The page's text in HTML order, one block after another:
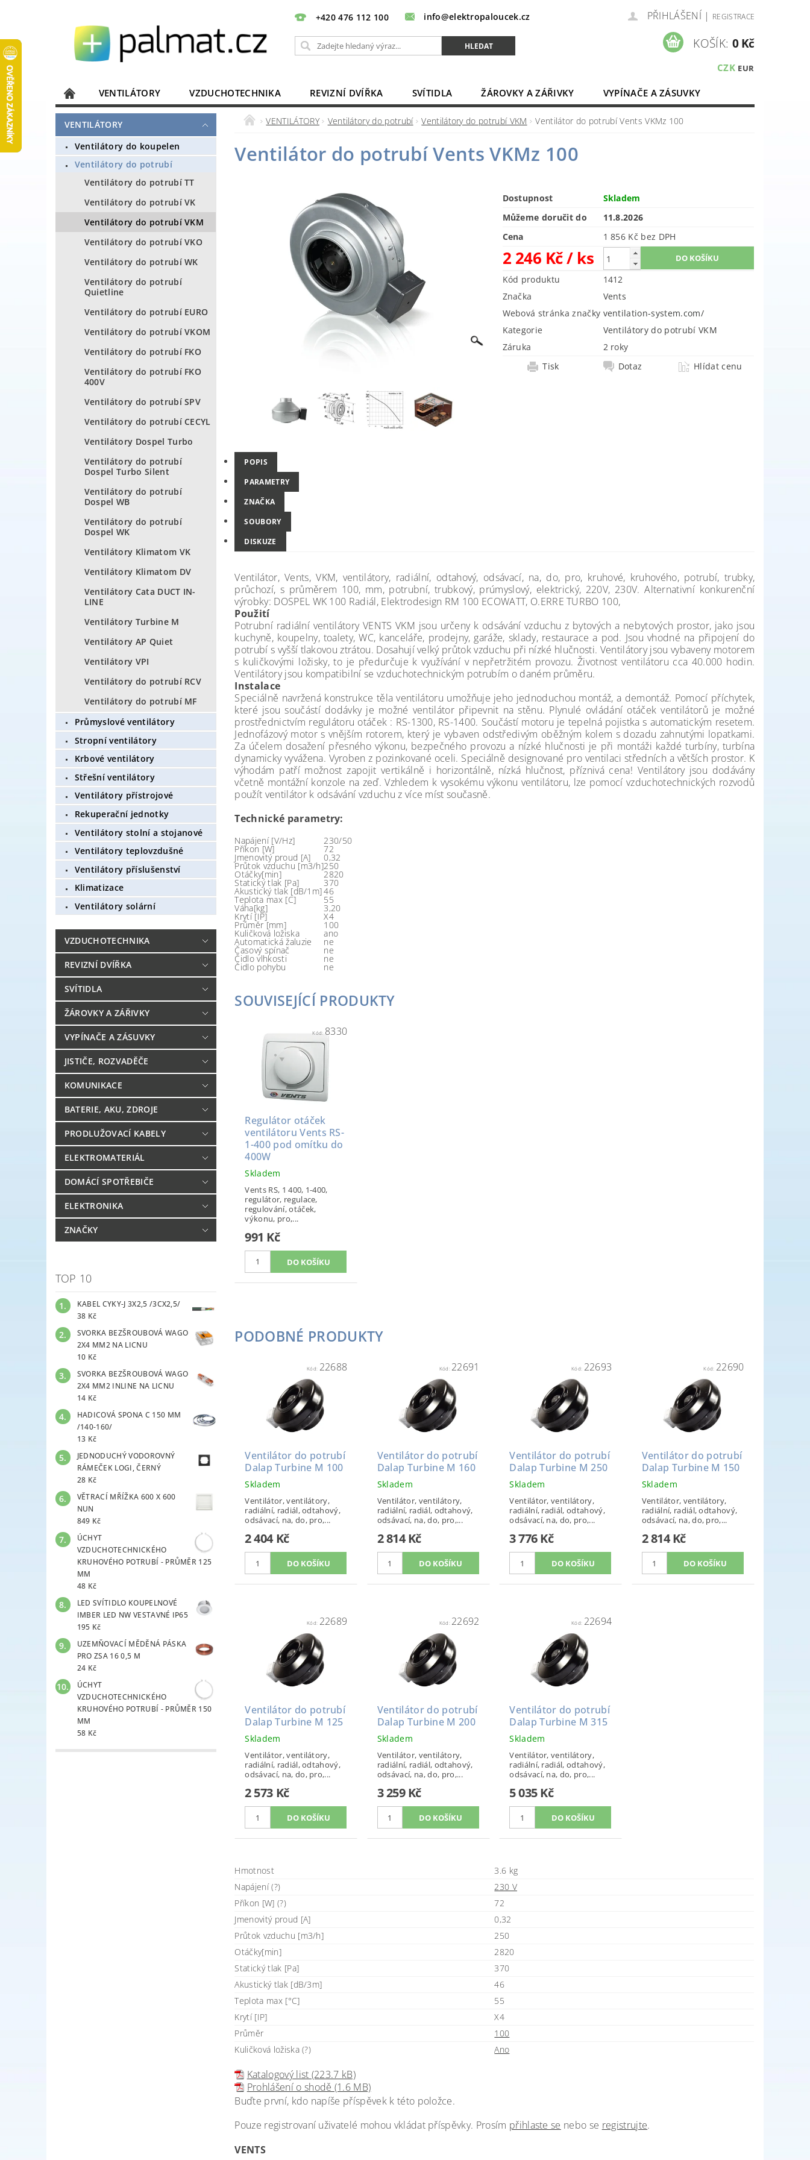
+420 476 112 100 info@elektropaloucek.cz PŘIHLÁŠENÍ | REGISTRACE
CZK EUR
KOŠÍK: 0 Kč
VENTILÁTORY VZDUCHOTECHNIKA REVIZNÍ DVÍŘKA SVÍTIDLA ŽÁROVKY A ZÁŘIVKY
VYPÍNAČE A ZÁSUVKY
JISTIČE, ROZVADĚČE
KOMUNIKACE BATERIE, AKU, ZDROJE
DOMÁCÍ SPOTŘEBIČE
ELEKTRONIKA
VENTILÁTORY
Ventilátory do koupelen
Ventilátory do potrubí
Ventilátory do potrubí TT
Ventilátory do potrubí VK
Ventilátory do potrubí VKM
Ventilátory do potrubí VKO
Ventilátory do potrubí WK
Ventilátory do potrubí
Quietline
Ventilátory do potrubí EURO
Ventilátory do potrubí VKOM
Ventilátory do potrubí FKO
Ventilátory do potrubí FKO
400V
Ventilátory do potrubí SPV
Ventilátory do potrubí CECYL
Ventilátory Dospel Turbo
Ventilátory do potrubí
Dospel Turbo Silent
Ventilátory do potrubí
Dospel WB
Ventilátory do potrubí
Dospel WK
Ventilátory Klimatom VK
Ventilátory Klimatom DV
Ventilátory Cata DUCT IN-
LINE
Ventilátory Turbine M
Ventilátory AP Quiet
Ventilátory VPI
Ventilátory do potrubí RCV
Ventilátory do potrubí MF
Průmyslové ventilátory
Stropní ventilátory
Krbové ventilátory
Střešní ventilátory
Ventilátory přístrojové
Rekuperační jednotky
Ventilátory stolní a stojanové
Ventilátory teplovzdušné
Ventilátory příslušenství
Klimatizace
Ventilátory solární
VZDUCHOTECHNIKA
REVIZNÍ DVÍŘKA
SVÍTIDLA
ŽÁROVKY A ZÁŘIVKY
VYPÍNAČE A ZÁSUVKY
JISTIČE, ROZVADĚČE
KOMUNIKACE
BATERIE, AKU, ZDROJE
PRODLUŽOVACÍ KABELY
ELEKTROMATERIÁL
DOMÁCÍ SPOTŘEBIČE
ELEKTRONIKA
ZNAČKY
TOP 10
KABEL CYKY-J 3X2,5 /3CX2,5/
38 Kč
SVORKA BEZŠROUBOVÁ WAGO
2X4 MM2 NA LICNU
10 Kč
SVORKA BEZŠROUBOVÁ WAGO
2X4 MM2 INLINE NA LICNU
14 Kč
HADICOVÁ SPONA C 150 MM
/140-160/
13 Kč
JEDNODUCHÝ VODOROVNÝ
RÁMEČEK LOGI, ČERNÝ
28 Kč
VĚTRACÍ MŘÍŽKA 600 X 600
NUN
849 Kč
ÚCHYT
VZDUCHOTECHNICKÉHO
KRUHOVÉHO POTRUBÍ - PRŮMĚR 125
MM
48 Kč
LED SVÍTIDLO KOUPELNOVÉ
IMBER LED NW VESTAVNÉ IP65
195 Kč
UZEMŇOVACÍ MĚDĚNÁ PÁSKA
PRO ZSA 16 0,5 M
24 Kč
ÚCHYT
VZDUCHOTECHNICKÉHO
KRUHOVÉHO POTRUBÍ - PRŮMĚR 150
MM
58 Kč
VENTILÁTORY Ventilátory do potrubí Ventilátory do potrubí VKM Ventilátor do potrubí Vents VKMz 100
Ventilátor do potrubí Vents VKMz 100
Dostupnost
Skladem
Můžeme doručit do
11.8.2026
Cena
1 856 Kč bez DPH
2 246 Kč/ ks
Kód produktu
1412
Značka
Vents
Webová stránka značky ventilation-system.com/
Kategorie
Ventilátory do potrubí VKM
Záruka
2 roky
Tisk
Dotaz Hlídat cenu
POPIS
PARAMETRY
ZNAČKA
SOUBORY
DISKUZE
Ventilátor, Vents, VKM, ventilátory, radiální, odtahový, odsávací, na, do, pro, kruhové, kruhového, potrubí, trubky,
průchozí, s průměrem 100, mm, potrubní, trubkový, prúmyslový, elektrický, 220V, 230V. Alternativní konkurenční
výrobky: DOSPEL WK 100 Radiál, Elektrodesign RM 100 ECOWATT, O.ERRE TURBO 100,
Použití
Potrubní radiální ventilátory VENTS VKM jsou určeny k odsávání vzduchu z bytových a nebytových prostor, jako jsou
kuchyně, koupelny, toalety, WC, kanceláře, prodejny, garáže, sklady, restaurace a pod. Jsou vhodné na připojení do
potrubí s vyšší tlakovou ztrátou. Dosahují velký průtok vzduchu při nízké hlučnosti. Ventilátory jsou vybaveny motorem
s kuličkovými ložisky, to je předurčuje k využívání v nepřetržitém provozu. Životnost ventilátoru cca 40.000 hodin.
Ventilátory jsou kompatibilní se vzduchotechnickým potrubím o daném průměru.
Instalace
Speciálně navržená konstrukce těla ventilátoru umožňuje jeho jednoduchou montáž, a demontáž. Pomocí příchytek,
které jsou součástí dodávky je možné ventilátor připevnit na stěnu. Plynulé ovládání otáček ventilátorů je možné
prostřednictvím regulátoru otáček : RS-1300, RS-1400. Součástí motoru je tepelná pojistka s automatickým resetem.
Jednofázový motor s vnějším rotorem, který je vybaven odstředivým oběžným kolem s dozadu zahnutými lopatkami.
Za účelem dosažení přesného výkonu, bezpečného provozu a nízké hlučnosti je při montáži každé turbíny, turbína
dynamicky vyvážena. Vyroben z pozinkované oceli. Speciálně designované pro ventilaci středních a větších prostor. K
výhodám patří možnost zapojit vertikálně i horizontálně, nízká hlučnost, příznivá cena! Ventilátory jsou dodávány
včetně montážní konzole na zeď. Vzhledem k vysokému výkonu ventilátoru, lze pomocí vzduchotechnických rozvodů
použít ventilátor k odsávání vzduchu z více míst současně.
Technické parametry:
Napájení [V/Hz] 230/50
Příkon [W] 72
Jmenovitý proud [A] 0,32
Průtok vzduchu [m3/h]250
Otáčky[min] 2820
Statický tlak [Pa] 370
Akustický tlak [dB/1m]46
Teplota max [C] 55
Váha[kg] 3,20
Krytí [IP] X4
Průměr [mm] 100
Kuličková ložiska ano
Automatická žaluzie ne
Časový spínač ne
Čidlo vlhkosti ne
Čidlo pohybu ne
SOUVISEJÍCÍ PRODUKTY
Kód: 8330
Regulátor otáček
ventilátoru Vents RS-
1-400 pod omítku do
400W
Skladem
Vents RS, 1 400, 1-400,
regulátor, regulace,
regulování, otáček,
výkonu, pro,...
991 Kč
PODOBNÉ PRODUKTY
Kód: 22688
Ventilátor do potrubí
Dalap Turbine M 100
Skladem
Ventilátor, ventilátory,
radiální, radiál, odtahový,
odsávací, na, do, pro,...
2 404 Kč
Kód: 22691
Ventilátor do potrubí
Dalap Turbine M 160
Skladem
Ventilátor, ventilátory,
radiální, radiál, odtahový,
odsávací, na, do, pro,...
2 814 Kč
Kód: 22693
Ventilátor do potrubí
Dalap Turbine M 250
Skladem
Ventilátor, ventilátory,
radiální, radiál, odtahový,
odsávací, na, do, pro,...
3 776 Kč
Kód: 22690
Ventilátor do potrubí
Dalap Turbine M 150
Skladem
Ventilátor, ventilátory,
radiální, radiál, odtahový,
odsávací, na, do, pro,...
2 814 Kč
Kód: 22689
Ventilátor do potrubí
Dalap Turbine M 125
Skladem
Ventilátor, ventilátory,
radiální, radiál, odtahový,
odsávací, na, do, pro,...
2 573 Kč
Kód: 22692
Ventilátor do potrubí
Dalap Turbine M 200
Skladem
Ventilátor, ventilátory,
radiální, radiál, odtahový,
odsávací, na, do, pro,...
3 259 Kč
Kód: 22694
Ventilátor do potrubí
Dalap Turbine M 315
Skladem
Ventilátor, ventilátory,
radiální, radiál, odtahový,
odsávací, na, do, pro,...
5 035 Kč
Hmotnost
3.6 kg
Napájení (?)
230 V
Příkon [W] (?)
72
Jmenovitý proud [A]
0,32
Průtok vzduchu [m3/h]
250
Otáčky[min]
2820
Statický tlak [Pa]
370
Akustický tlak [dB/3m]
46
Teplota max [°C]
55
Krytí [IP]
X4
Průměr
100
Kuličková ložiska (?)
Ano
Katalogový list (223.7 kB)
Prohlášení o shodě (1.6 MB)
Buďte první, kdo napíše příspěvek k této položce.
Pouze registrovaní uživatelé mohou vkládat příspěvky. Prosím přihlaste se nebo se registrujte.
VENTS